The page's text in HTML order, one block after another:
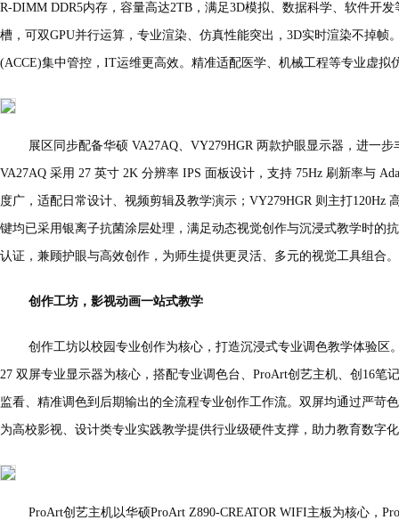
R-DIMM DDR5内存，容量高达2TB，满足3D模拟、数据科学、软件开发
槽，可双GPU并行运算，专业渲染、仿真性能突出，3D实时渲染不掉帧
(ACCE)集中管控，IT运维更高效。精准适配医学、机械工程等专业虚拟
展区同步配备华硕 VA27AQ、VY279HGR 两款护眼显示器，进一
VA27AQ 采用 27 英寸 2K 分辨率 IPS 面板设计，支持 75Hz 刷新率与
度广，适配日常设计、视频剪辑及教学演示；VY279HGR 则主打120Hz
键均已采用银离子抗菌涂层处理，满足动态视觉创作与沉浸式教学时的
认证，兼顾护眼与高效创作，为师生提供更灵活、多元的视觉工具组合。
创作工坊，影视动画一站式教学
创作工坊以校园专业创作为核心，打造沉浸式专业调色教学体验区
27 双屏专业显示器为核心，搭配专业调色台、ProArt创艺主机、创16笔
监看、精准调色到后期输出的全流程专业创作工作流。双屏均通过严苛
为高校影视、设计类专业实践教学提供行业级硬件支撑，助力教育数字
ProArt创艺主机以华硕ProArt Z890-CREATOR WIFI主板为核心，